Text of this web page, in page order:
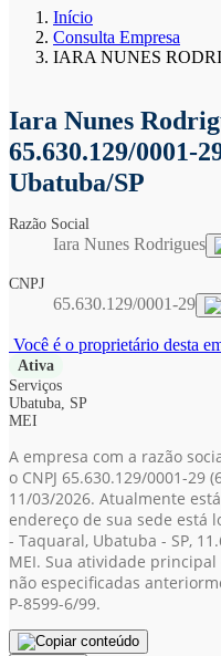
Início
Consulta Empresa
IARA NUNES
Iara Nunes
65.630.129/0001-
Ubatuba/SP
Razão Social
Iara Nunes Rodrigues
CNPJ
65.630.129/0001-29
Você é o proprietário desta
Ativa
Serviços
Ubatuba, SP
MEI
A empresa com a razão
o CNPJ 65.630.129/0001-29
11/03/2026. Atualmente
endereço de sua sede está
- Taquaral, Ubatuba - SP,
MEI. Sua atividade
não especificadas
P-8599-6/99.